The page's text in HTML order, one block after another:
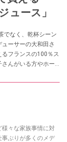
ュース」
でなく、乾杯シーン
ーサーの大和田さ
フランスの100％ス
んがいる方やホー
々な家族事情に対
ぶりが多くのメデ